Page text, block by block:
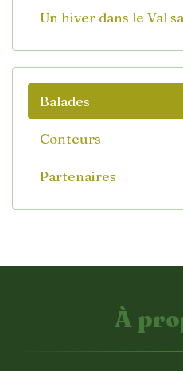
Un hiver dans le Val
Balades
Conteurs
Partenaires
À